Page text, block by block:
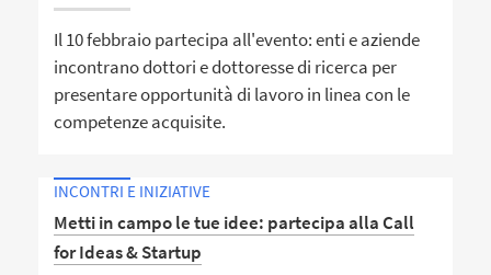
Il 10 febbraio partecipa all'evento: enti e aziende
incontrano dottori e dottoresse di ricerca per
presentare opportunità di lavoro in linea con le
competenze acquisite.
INCONTRI E INIZIATIVE
Metti in campo le tue idee: partecipa alla Call
for Ideas & Startup